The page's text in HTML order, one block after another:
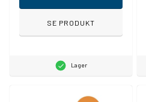
SE PRODUKT
Lager